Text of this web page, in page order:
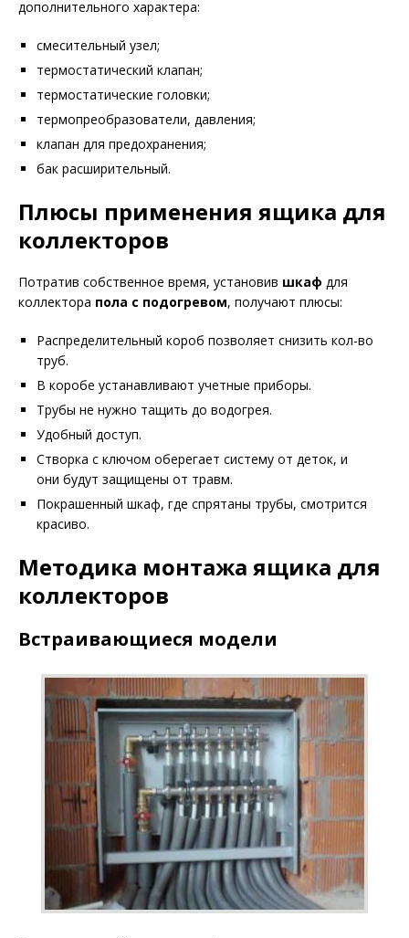
дополнительного характера:
смесительный узел;
термостатический клапан;
термостатические головки;
термопреобразователи, давления;
клапан для предохранения;
бак расширительный.
Плюсы применения ящика для
коллекторов
Потратив собственное время, установив шкаф для
коллектора пола с подогревом, получают плюсы:
Распределительный короб позволяет снизить кол-во
труб.
В коробе устанавливают учетные приборы.
Трубы не нужно тащить до водогрея.
Удобный доступ.
Створка с ключом оберегает систему от деток, и
они будут защищены от травм.
Покрашенный шкаф, где спрятаны трубы, смотрится
красиво.
Методика монтажа ящика для
коллекторов
Встраивающиеся модели